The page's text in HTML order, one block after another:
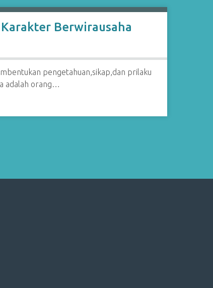
Berwirausaha
pengetahuan,sikap,dan prilaku
adalah orang…